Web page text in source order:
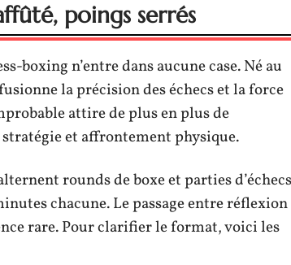
poings serrés
boxing n’entre dans aucune case. Né au
la précision des échecs et la force
attire de plus en plus de
et affrontement physique.
rounds de boxe et parties
chacune. Le passage entre réflexion
rare. Pour clarifier le format, voici les